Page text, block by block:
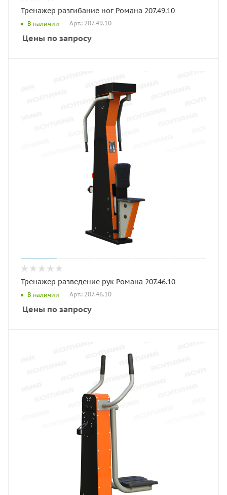
Тренажер разгибание ног Романа 207.49.10
В наличии Арт.: 207.49.10
Цены по запросу
Тренажер разведение рук Романа 207.46.10
В наличии Арт.: 207.46.10
Цены по запросу